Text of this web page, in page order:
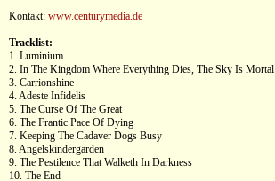
Kontakt: www.centurymedia.de
Tracklist:
1. Luminium
2. In The Kingdom Where Everything Dies, The Sky Is Mortal
3. Carrionshine
4. Adeste Infidelis
5. The Curse Of The Great
6. The Frantic Pace Of Dying
7. Keeping The Cadaver Dogs Busy
8. Angelskindergarden
9. The Pestilence That Walketh In Darkness
10. The End